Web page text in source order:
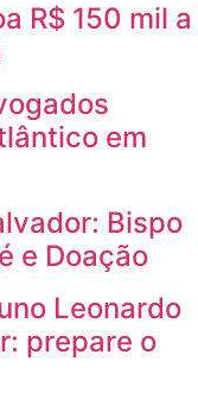
R$ 150 mil a
em
Bispo
e Doação
Leonardo
prepare o